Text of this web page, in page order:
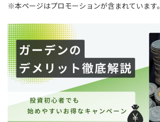
※本ページはプロモーションが含まれています。